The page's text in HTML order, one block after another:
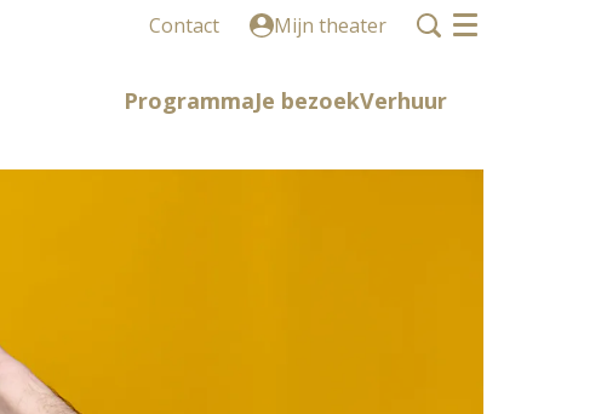
Contact Mijn theater
ProgrammaJe bezoekVerhuur
Menu